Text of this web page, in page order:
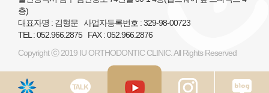
층)
대표자명 : 김형문 사업자등록번호 : 329-98-00723
TEL : 052.966.2875 FAX : 052.966.2876
Copyright ⓒ 2019 IU ORTHODONTIC CLINIC. All Rights Reserved